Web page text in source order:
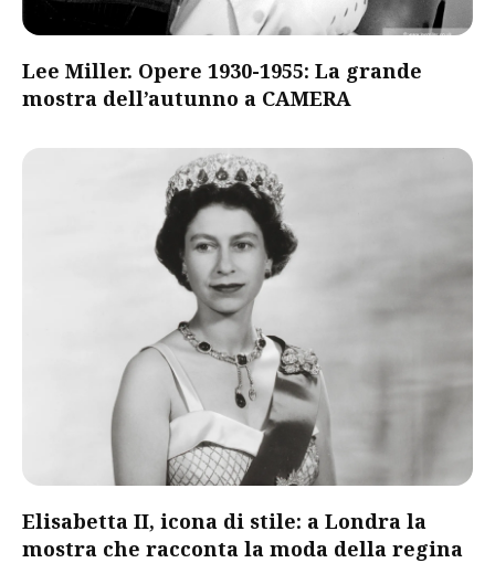
Lee Miller. Opere 1930-1955: La grande
mostra dell’autunno a CAMERA
Elisabetta II, icona di stile: a Londra la
mostra che racconta la moda della regina